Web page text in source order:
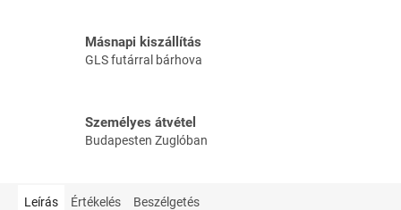
Másnapi kiszállítás
GLS futárral bárhova
Személyes átvétel
Budapesten Zuglóban
Leírás Értékelés Beszélgetés